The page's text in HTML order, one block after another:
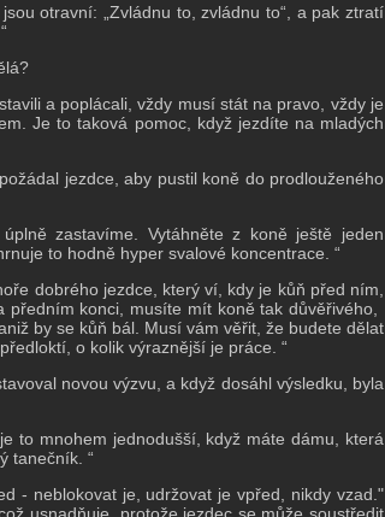
otravní: „Zvládnu to, zvládnu to“, a pak ztratí
a poplácali, vždy musí stát na pravo, vždy je
Je to taková pomoc, když jezdíte na mladých
jezdce, aby pustil koně do prodlouženého
zastavíme. Vytáhněte z koně ještě jeden
to hodně hyper svalové koncentrace. “
dobrého jezdce, který ví, kdy je kůň před ním,
konci, musíte mít koně tak důvěřivého,
by se kůň bál. Musí vám věřit, že budete dělat
o kolik výraznější je práce. “
novou výzvu, a když dosáhl výsledku, byla
to mnohem jednodušší, když máte dámu, která
tanečník. “
- neblokovat je, udržovat je vpřed, nikdy vzad."
usnadňuje, protože jezdec se může soustředit